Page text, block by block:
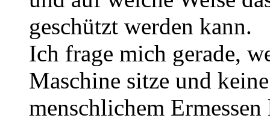
geschützt werden kann.
Ich frage mich gerade,
Maschine sitze und
menschlichem